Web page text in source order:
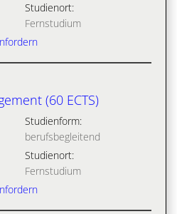
Studienort:
Fernstudium
(60 ECTS)
Studienform:
berufsbegleitend
Studienort:
Fernstudium